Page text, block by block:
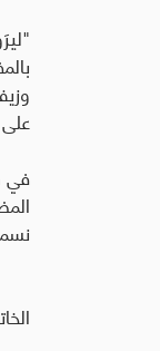
في